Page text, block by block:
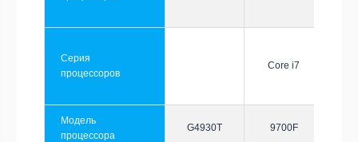
Серия
процессоров
Core i7
Модель
процессора
G4930T 9700F